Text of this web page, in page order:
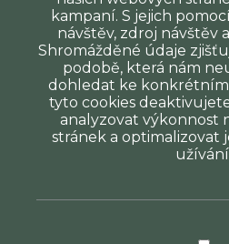
kampaní. S jejich
návštěv, zdroj návštěv
Shromážděné údaje
podobě, která nám
dohledat ke
tyto cookies
analyzovat výkonnost
stránek a optimalizovat